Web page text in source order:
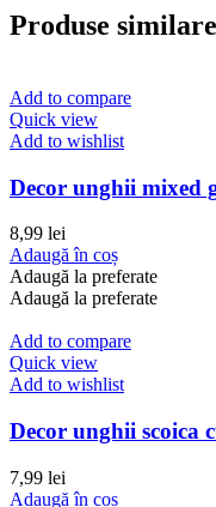
Produse similare
Add to compare
Quick view
Add to wishlist
Decor unghii mixed
8,99 lei
Adaugă în coș
Adaugă la preferate
Adaugă la preferate
Add to compare
Quick view
Add to wishlist
Decor unghii scoica
7,99 lei
Adaugă în coș